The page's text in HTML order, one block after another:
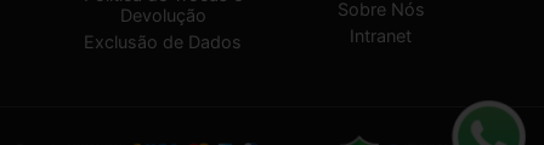
Devolução
Exclusão de Dados
Sobre Nós
Intranet